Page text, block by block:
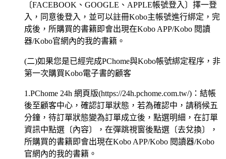
〔FACEBOOK、GOOGLE、APPLE帳號登入〕擇一登
入，同意後登入，並可以註冊Kobo主帳號進行綁定，完
成後，所購買的書籍即會出現在Kobo APP/Kobo 閱讀
器/Kobo官網內的我的書籍。
(二)如果您是已經完成PChome與Kobo帳號綁定程序，非
第一次購買Kobo電子書的顧客
1.PChome 24h 網頁版(https://24h.pchome.com.tw/)：結帳
後至顧客中心，確認訂單狀態，若為確認中，請稍候五
分鐘，待訂單狀態變為訂單成立後，點選明細，在訂單
資訊中點選〔內容〕，在彈跳視窗後點選〔去兌換〕，
所購買的書籍即會出現在Kobo APP/Kobo 閱讀器/Kobo
官網內的我的書籍。